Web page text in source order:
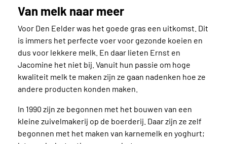
Van melk naar meer
Voor Den Eelder was het goede gras een uitkomst. Dit
is immers het perfecte voer voor gezonde koeien en
dus voor lekkere melk. En daar lieten Ernst en
Jacomine het niet bij. Vanuit hun passie om hoge
kwaliteit melk te maken zijn ze gaan nadenken hoe ze
andere producten konden maken.
In 1990 zijn ze begonnen met het bouwen van een
kleine zuivelmakerij op de boerderij. Daar zijn ze zelf
begonnen met het maken van karnemelk en yoghurt;